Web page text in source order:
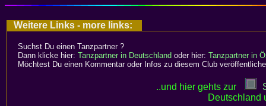
Weitere Links - more links:
Suchst Du einen Tanzpartner ?
Dann klicke hier: Tanzpartner in Deutschland oder hier: Tanzpartner in
Möchtest Du einen Kommentar oder Infos zu diesem Club
..und hier gehts zur
Deutschland